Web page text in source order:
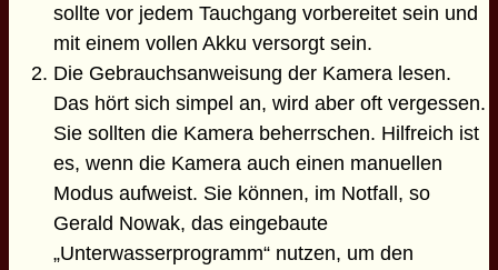
sollte vor jedem Tauchgang vorbereitet sein und
mit einem vollen Akku versorgt sein.
Die Gebrauchsanweisung der Kamera lesen.
Das hört sich simpel an, wird aber oft vergessen.
Sie sollten die Kamera beherrschen. Hilfreich ist
es, wenn die Kamera auch einen manuellen
Modus aufweist. Sie können, im Notfall, so
Gerald Nowak, das eingebaute
„Unterwasserprogramm“ nutzen, um den